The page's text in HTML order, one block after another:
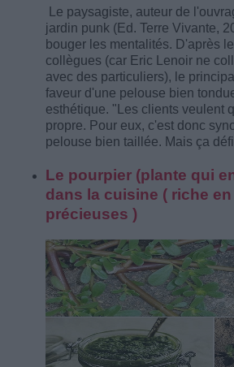
Le paysagiste, auteur de
jardin punk (Ed. Terre Vivante,
bouger les mentalités. D'après
collègues (car Eric Lenoir ne
avec des particuliers), le
faveur d'une pelouse bien
esthétique. "Les clients veulent
propre. Pour eux, c'est donc
pelouse bien taillée. Mais ça
Le pourpier (plante qui
dans la cuisine ( riche
précieuses )